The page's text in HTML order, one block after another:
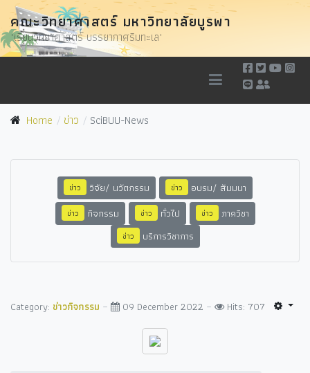
คณะวิทยาศาสตร์ มหาวิทยาลัยบูรพา
"เรียนวิทยาศาสตร์ บรรยากาศริมทะเล"
Home ข่าว SciBUU-News
ข่าว วิจัย/ นวัตกรรม ข่าว อบรม/ สัมมนา
ข่าว กิจกรรม ข่าว ทั่วไป ข่าว ภาควิชา
ข่าว บริการวิชาการ
Category: ข่าวกิจกรรม 09 December 2022 Hits: 707